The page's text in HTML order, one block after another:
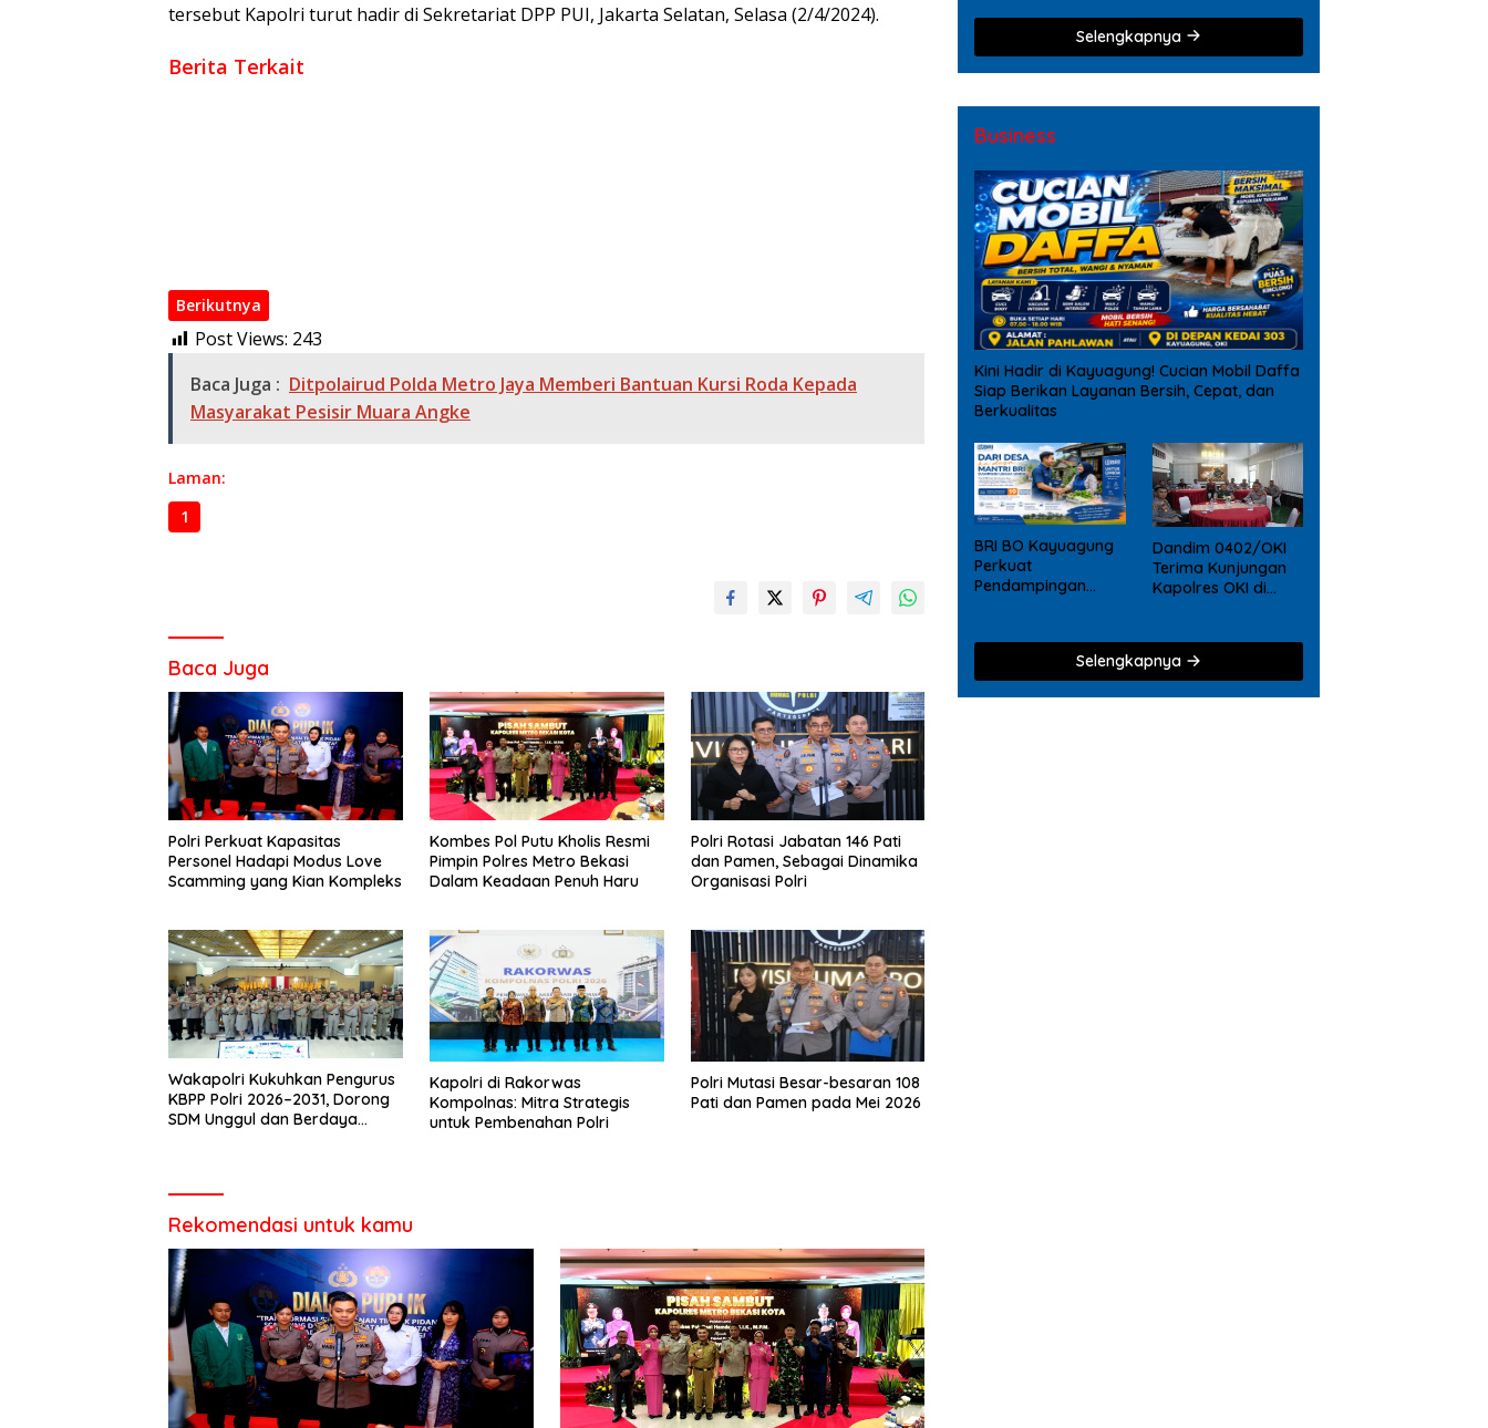
tersebut Kapolri turut hadir di Sekretariat DPP PUI, Jakarta Selatan, Selasa (2/4/2024).
Berita Terkait
Berikutnya
Post Views: 243
Baca Juga : Ditpolairud Polda Metro Jaya Memberi Bantuan Kursi Roda Kepada
Masyarakat Pesisir Muara Angke
Laman:
1
Baca Juga
Polri Perkuat Kapasitas
Personel Hadapi Modus Love
Scamming yang Kian Kompleks
Kombes Pol Putu Kholis Resmi
Pimpin Polres Metro Bekasi
Dalam Keadaan Penuh Haru
Polri Rotasi Jabatan 146 Pati
dan Pamen, Sebagai Dinamika
Organisasi Polri
Wakapolri Kukuhkan Pengurus
KBPP Polri 2026–2031, Dorong
SDM Unggul dan Berdaya
Kapolri di Rakorwas
Kompolnas: Mitra Strategis
untuk Pembenahan Polri
Polri Mutasi Besar-besaran 108
Pati dan Pamen pada Mei 2026
Rekomendasi untuk kamu
Selengkapnya
Business
Kini Hadir di Kayuagung! Cucian Mobil Daffa
Siap Berikan Layanan Bersih, Cepat, dan
Berkualitas
BRI BO Kayuagung
Perkuat
Pendampingan
Dandim 0402/OKI
Terima Kunjungan
Kapolres OKI di
Selengkapnya